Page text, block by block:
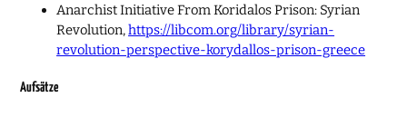
Anarchist Initiative From Koridalos Prison: Syrian
Revolution,https://libcom.org/library/syrian-
revolution-perspective-korydallos-prison-greece
Aufsätze